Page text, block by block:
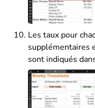
Les taux pour
supplémentaires
sont indiqués